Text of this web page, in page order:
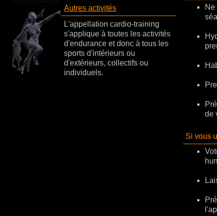
Autres activités
L'appellation cardio-training
s'applique à toutes les activités
d'endurance et donc à tous les
sports d'intérieurs ou
d'extérieurs, collectifs ou
individuels.
de
Si vous